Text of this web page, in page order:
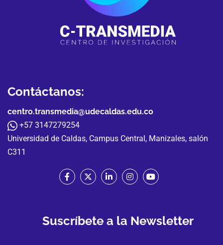
Contáctanos:
centro.transmedia@udecaldas.edu.co
+57 3147279254
Universidad de Caldas, Campus Central, Manizales, salón
C311
Suscríbete a la Newsletter